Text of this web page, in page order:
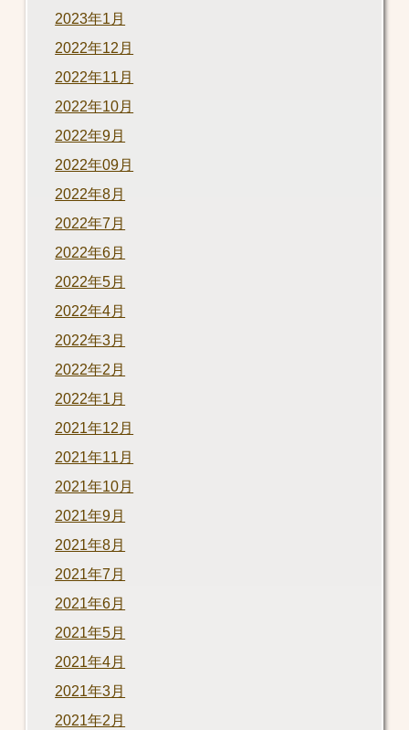
2023年1月
2022年12月
2022年11月
2022年10月
2022年9月
2022年09月
2022年8月
2022年7月
2022年6月
2022年5月
2022年4月
2022年3月
2022年2月
2022年1月
2021年12月
2021年11月
2021年10月
2021年9月
2021年8月
2021年7月
2021年6月
2021年5月
2021年4月
2021年3月
2021年2月